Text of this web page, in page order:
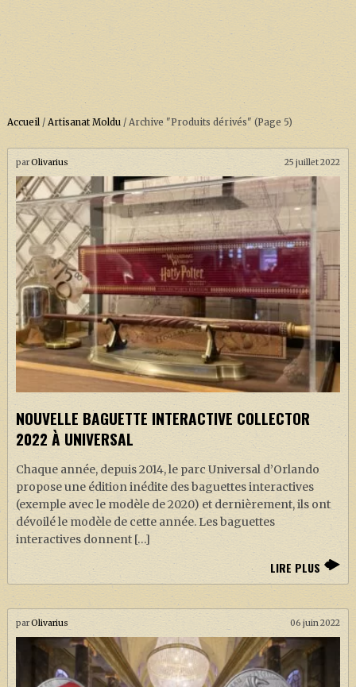
ACCUEIL
À PROPOS
SOUTENEZ-NOUS !
LA SÉRIE HARRY POTTER (REBOOT)
HARRY POTTER : LIVRES
BIOPICS DE HARRY POTTER
LES ANIMAUX FANTASTIQUES
J. K. ROWLING
ARTISANAT MOLDU
FANDOM
CULTURE
PODCASTS
LES GRANDS ARTICLES DE LA GAZETTE
DOSSIERS
Accueil/ Artisanat Moldu/ Archive "Produits dérivés" (Page 5)
parOlivarius 25 juillet 2022
NOUVELLE BAGUETTE INTERACTIVE COLLECTOR
2022 À UNIVERSAL
Chaque année, depuis 2014, le parc Universal d’Orlando
propose une édition inédite des baguettes interactives
(exemple avec le modèle de 2020) et dernièrement, ils ont
dévoilé le modèle de cette année. Les baguettes
interactives donnent […]
LIRE PLUS
parOlivarius 06 juin 2022